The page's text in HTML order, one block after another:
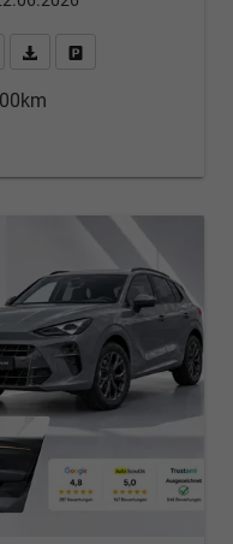
Kontakt & Angebot anfordern
PDF-Datei, Fahrzeugexposé